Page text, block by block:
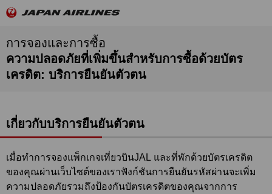
การจองและการซื้อ
ความปลอดภัยที่เพิ่มขึ้นสําหรับการซื้อด้วยบัตร
เครดิต: บริการยืนยันตัวตน
เกี่ยวกับบริการยืนยันตัวตน
เมื่อทำการจองแพ็กเกจเที่ยวบินJAL และที่พักด้วยบัตรเครดิต
ของคุณผ่านเว็บไซต์ของเราฟังก์ชันการยืนยันรหัสผ่านจะเพิ่ม
ความปลอดภัยรวมถึงป้องกันบัตรเครดิตของคุณจากการ